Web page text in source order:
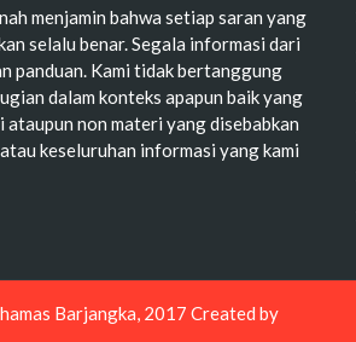
menjamin bahwa setiap saran yang
selalu benar. Segala informasi dari
panduan. Kami tidak bertanggung
dalam konteks apapun baik yang
non materi yang disebabkan
keseluruhan informasi yang kami
Barjangka, 2017 Created by